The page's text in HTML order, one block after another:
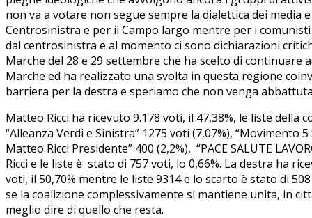
non va a votare non segue sempre la dialettica dei media
Centrosinistra e per il Campo largo mentre per i
dal centrosinistra e al momento ci sono dichiarazioni
Marche del 28 e 29 settembre che ha scelto di continuare
Marche ed ha realizzato una svolta in questa regione
barriera per la destra e speriamo che non venga
Matteo Ricci ha ricevuto 9.178 voti, il 47,38%, le liste della
“Alleanza Verdi e Sinistra” 1275 voti (7,07%), “Movimento
Matteo Ricci Presidente” 400 (2,2%), “PACE SALUTE
Ricci e le liste è stato di 757 voti, lo 0,66%. La destra ha
voti, il 50,70% mentre le liste 9314 e lo scarto è stato di
se la coalizione complessivamente si mantiene unita, in
meglio dire di quello che resta.